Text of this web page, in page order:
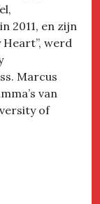
2011, en zijn
werd
Marcus
van
of